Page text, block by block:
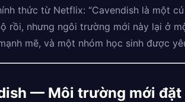
thức từ Netflix: “Cavendish là một
rồi, nhưng ngôi trường mới này lại ở
mẽ, và một nhóm học sinh được
— Môi trường mới